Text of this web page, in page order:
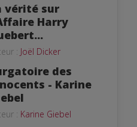
vérité sur
Harry
: Joël Dicker
des
- Karine
: Karine Giebel